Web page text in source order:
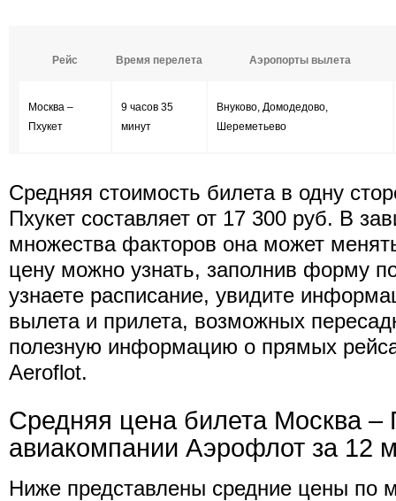
Рейс Время перелета Аэропорты вылета
Москва –
Пхукет
9 часов 35
минут
Внуково, Домодедово,
Шереметьево
Средняя стоимость билета в одну
Пхукет составляет от 17 300 руб. В
множества факторов она может
цену можно узнать, заполнив форму
узнаете расписание, увидите
вылета и прилета, возможных
полезную информацию о прямых
Aeroflot.
Средняя цена билета Москва –
авиакомпании Аэрофлот за 12
Ниже представлены средние цены по